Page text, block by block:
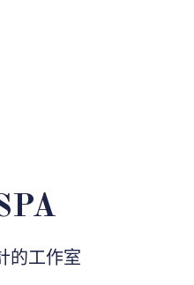
的工作室